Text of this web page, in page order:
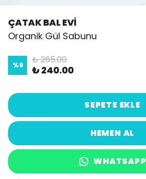
ÇATAK BAL EVİ
Organik Gül Sabunu
%9 ₺ 265.00
₺ 240.00
SEPETE EKLE
HEMEN AL
WHATSAPP